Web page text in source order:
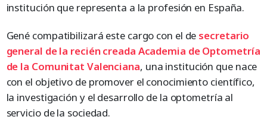
institución que representa a la profesión en España.
Gené compatibilizará este cargo con el de secretario
general de la recién creada Academia de Optometría
de la Comunitat Valenciana, una institución que nace
con el objetivo de promover el conocimiento científico,
la investigación y el desarrollo de la optometría al
servicio de la sociedad.